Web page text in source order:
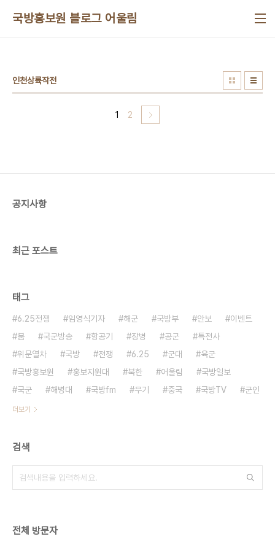
국방홍보원 블로그 어울림
인천상륙작전
1 2
공지사항
최근 포스트
태그
6.25전쟁 임영식기자 해군 국방부 안보
이벤트
붐
국군방송 항공기 장병 공군
특전사
위문열차
국방 전쟁 6.25 군대
육군
국방홍보원
홍보지원대 북한 어울림
국방일보
국군
해병대 국방fm 무기 중국 국방TV 군인
더보기
검색
전체 방문자